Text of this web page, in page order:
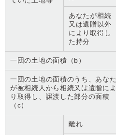
あなたが相続
又は遺贈以外
により取得し
た持分
一団の土地の面積（b）
一団の土地の面積のうち、あなた
が被相続人から相続又は遺贈によ
り取得し、譲渡した部分の面積
（c）
離れ